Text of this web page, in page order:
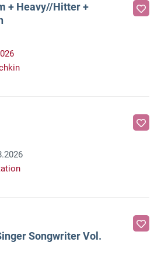
+ Heavy//Hitter +
Songwriter Vol.